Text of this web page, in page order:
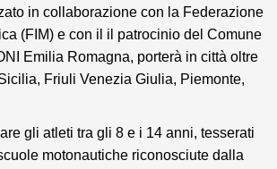
in collaborazione con la Federazione
(FIM) e con il il patrocinio del Comune
Emilia Romagna, porterà in città oltre
Friuli Venezia Giulia, Piemonte,
gli atleti tra gli 8 e i 14 anni, tesserati
motonautiche riconosciute dalla